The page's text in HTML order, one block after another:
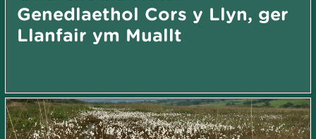
Genedlaethol Cors y Llyn, ger
Llanfair ym Muallt